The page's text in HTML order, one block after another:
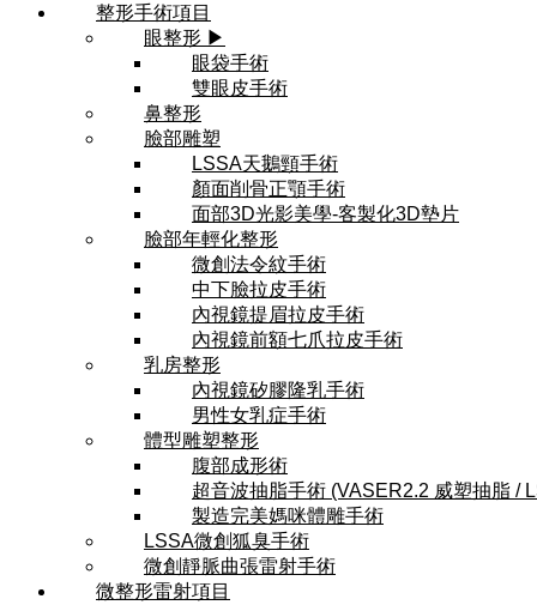
整形手術項目
眼整形 ▶
眼袋手術
雙眼皮手術
鼻整形
臉部雕塑
LSSA天鵝頸手術
顏面削骨正顎手術
面部3D光影美學-客製化3D墊片
臉部年輕化整形
微創法令紋手術
中下臉拉皮手術
內視鏡提眉拉皮手術
內視鏡前額七爪拉皮手術
乳房整形
內視鏡矽膠隆乳手術
男性女乳症手術
體型雕塑整形
腹部成形術
超音波抽脂手術 (VASER2.2 威塑抽脂 /
製造完美媽咪體雕手術
LSSA微創狐臭手術
微創靜脈曲張雷射手術
微整形雷射項目